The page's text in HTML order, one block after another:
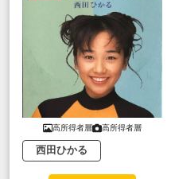
高所得者層 高所得者層
西田ひかる